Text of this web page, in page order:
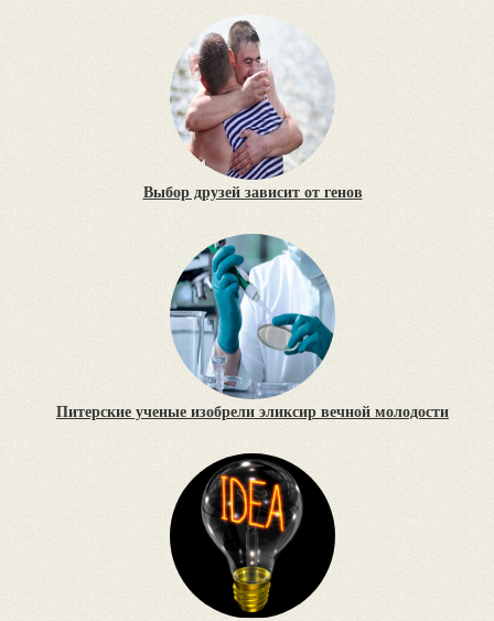
Выбор друзей зависит от генов
Питерские ученые изобрели эликсир вечной молодости